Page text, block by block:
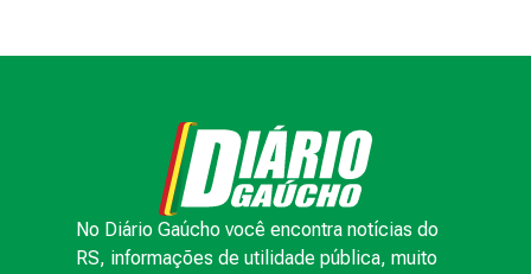
No Diário Gaúcho você encontra notícias do
RS, informações de utilidade pública, muito